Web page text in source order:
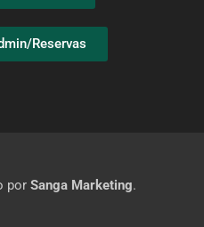
Reservas
por Sanga Marketing.